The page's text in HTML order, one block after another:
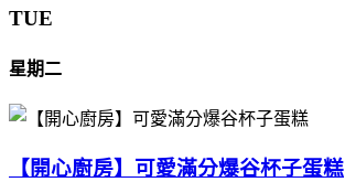
TUE
星期二
【開心廚房】可愛滿分爆谷杯子蛋糕